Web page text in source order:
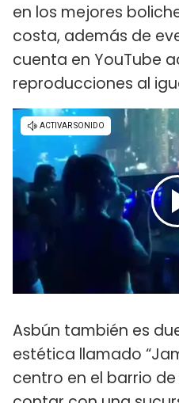
en los mejores
costa, además de
cuenta en YouTube
reproducciones al
Asbún también es
estética llamado
centro en el barrio